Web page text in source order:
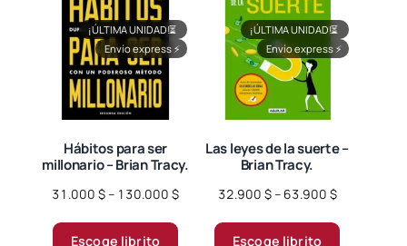
Hábitos para ser
millonario – Brian Tracy.
31.000 $– 130.000 $Price
31.000 $
¡ÚLTIMA UNIDAD!⏳
Envío express ⚡
Escoge librito
Las leyes de la suerte –
Brian Tracy.
32.900 $– 63.900 $Price
32.900 $
¡ÚLTIMA UNIDAD!⏳
Envío express ⚡
Escoge librito